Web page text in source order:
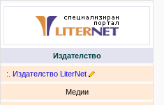
Издателство
:. Издателство LiterNet
Медии